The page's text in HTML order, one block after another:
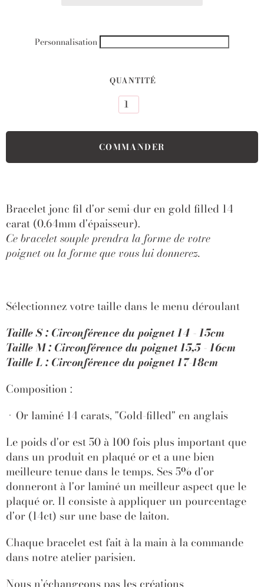
Personnalisation
QUANTITÉ
Bracelet jonc fil d'orsemi-dur en gold filled 14
carat (0.64mm d'épaisseur).
Ce bracelet souple prendra la forme de votre
poignetou la forme que vous lui donnerez.
Sélectionnez votre taille dans le menu déroulant
Taille S : Circonférence du poignet 14 - 15cm
Taille M : Circonférence du poignet 15,5 - 16cm
Taille L : Circonférence du poignet 17-18cm
Composition :
Or laminé 14 carats, "Gold-filled" en anglais
Le poids d'or est 50 à 100 fois plus important que
dans un produit en plaqué or et a une bien
meilleure tenue dans le temps. Ses 5% d'or
donneront à l'or laminé un meilleur aspect que le
plaqué or. Il consiste à appliquer un pourcentage
d'or (14ct) sur une base de laiton.
Chaque bracelet est fait à la main à la commande
dans notre atelier parisien.
Nous n’échangeons pas les créations